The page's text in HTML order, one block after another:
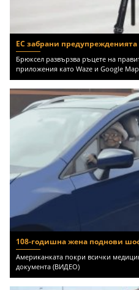
ЕС забрани предупрежденията
Брюксел развързва ръцете на
приложения като Waze и Google
108-годишна жена поднови
Американката покри всички
документа (ВИДЕО)